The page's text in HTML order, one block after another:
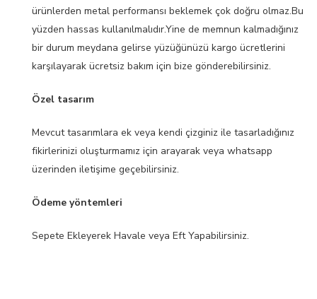
ürünlerden metal performansı beklemek çok doğru olmaz.Bu
yüzden hassas kullanılmalıdır.Yine de memnun kalmadığınız
bir durum meydana gelirse yüzüğünüzü kargo ücretlerini
karşılayarak ücretsiz bakım için bize gönderebilirsiniz.
Özel tasarım
Mevcut tasarımlara ek veya kendi çizginiz ile tasarladığınız
fikirlerinizi oluşturmamız için arayarak veya whatsapp
üzerinden iletişime geçebilirsiniz.
Ödeme yöntemleri
Sepete Ekleyerek Havale veya Eft Yapabilirsiniz.